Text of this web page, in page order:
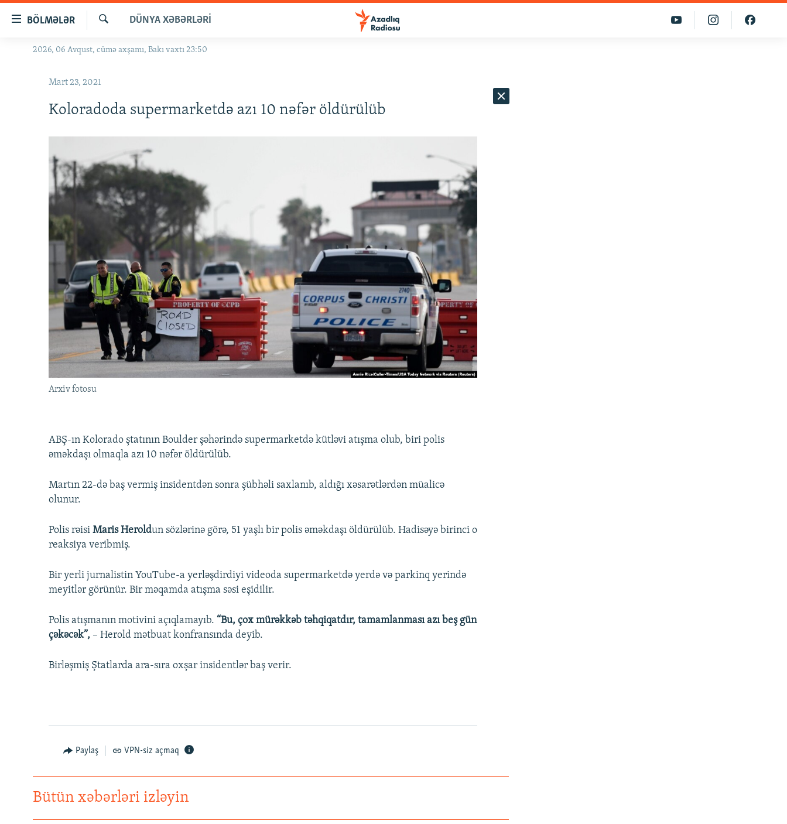
naviqasiyaya
BÖLMƏLƏR
GÜNDƏM
#ƏSLINDƏ
FƏRQƏ BAX
QANUNI DOĞRU
ARAŞDIRMA
MULTIMEDIA
FOTOQALEREYA
İNFOQRAFIKA
KARIKATURA
RADIO ARXIV
OXU ZALI
AZƏRBAYCAN ƏDƏBIYYATI KITABXANASI
İSLAM VƏ DEMOKRATIYA
İZ - MƏDƏNIYYƏT PROQRAMI
HAQQIMIZDA
MISSIYAMIZ
PEŞƏ ETIKASI VƏ JURNALISTIKA
STANDARTLARIMIZ
MATERIALLARIMIZDAN ISTIFADƏ
AZADLIQRADIOSU MOBIL TELEFONUNUZDA
BIZIMLƏ ƏLAQƏ
Axtar
DÜNYA XƏBƏRLƏRI
2026, 06 Avqust, cümə axşamı, Bakı vaxtı 23:50
Mart 23, 2021
Koloradoda supermarketdə azı 10 nəfər öldürülüb
Arxiv fotosu
ABŞ-ın Kolorado ştatının Boulder şəhərində supermarketdə kütləvi atışma olub, biri polis
əməkdaşı olmaqla azı 10 nəfər öldürülüb.
Martın 22-də baş vermiş insidentdən sonra şübhəli saxlanıb, aldığı xəsarətlərdən müalicə
olunur.
Polis rəisi Maris Heroldun sözlərinə görə, 51 yaşlı bir polis əməkdaşı öldürülüb. Hadisəyə birinci o
reaksiya veribmiş.
Bir yerli jurnalistin YouTube-a yerləşdirdiyi videoda supermarketdə yerdə və parkinq yerində
meyitlər görünür. Bir məqamda atışma səsi eşidilir.
Polis atışmanın motivini açıqlamayıb. “Bu, çox mürəkkəb təhqiqatdır, tamamlanması azı beş gün
çəkəcək”, – Herold mətbuat konfransında deyib.
Birləşmiş Ştatlarda ara-sıra oxşar insidentlər baş verir.
Paylaş VPN-siz açmaq
Bütün xəbərləri izləyin